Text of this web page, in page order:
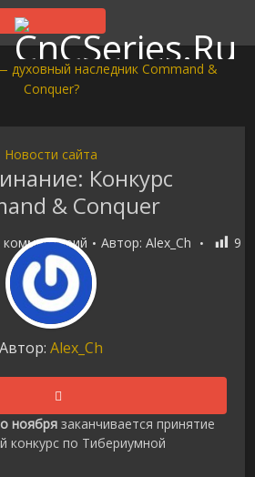
Новости сайта
Конкурс
& Conquer
Автор: Alex_Ch 9
Автор: Alex_Ch
ноября заканчивается принятие
конкурс по Тибериумной